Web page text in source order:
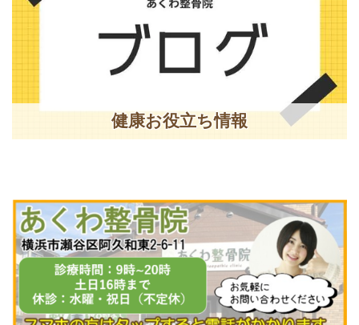
健康お役立ち情報